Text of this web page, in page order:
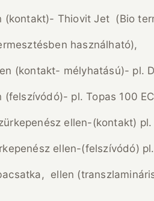
(kontakt)- Thiovit Jet (Bio
használható),
(kontakt- mélyhatású)- pl.
(felszívódó)- pl. Topas 100
ellen-(kontakt) pl.
ellen-(felszívódó)
ellen